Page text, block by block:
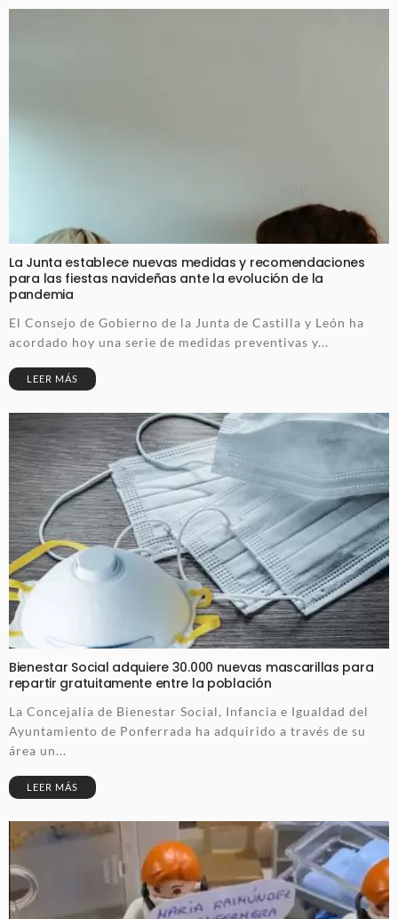
La Junta establece nuevas medidas y recomendaciones
para las fiestas navideñas ante la evolución de la
pandemia
El Consejo de Gobierno de la Junta de Castilla y León ha
acordado hoy una serie de medidas preventivas y...
LEER MÁS
Bienestar Social adquiere 30.000 nuevas mascarillas para
repartir gratuitamente entre la población
La Concejalía de Bienestar Social, Infancia e Igualdad del
Ayuntamiento de Ponferrada ha adquirido a través de su
área un...
LEER MÁS